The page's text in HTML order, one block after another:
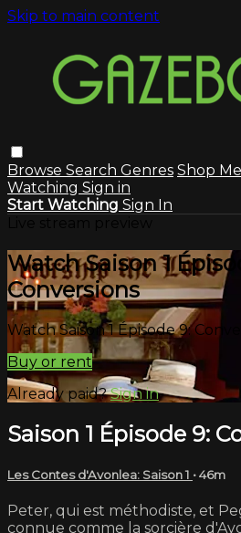
Skip to main content
Browse Search Genres Shop
Watching Sign in
Start Watching Sign In
Watch Saison 1
Conversions
Watch Saison 1 Épisode 9:
Buy or rent
Already paid?Sign in
Saison 1 Épisode 9:
Les Contes d'Avonlea: Saison 1 • 46m
Peter, qui est méthodiste, et
connue comme la sorcière